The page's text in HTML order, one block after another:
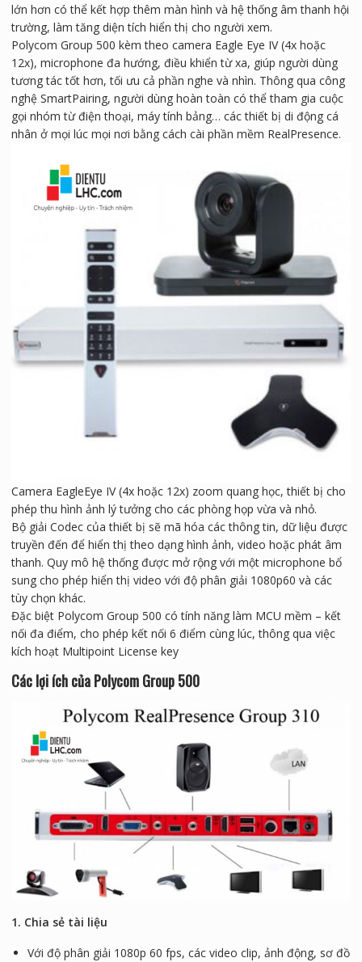
lớn hơn có thể kết hợp thêm màn hình và hệ thống âm thanh hội
trường, làm tăng diện tích hiển thị cho người xem.
Polycom Group 500 kèm theo camera Eagle Eye IV (4x hoặc
12x), microphone đa hướng, điều khiển từ xa, giúp người dùng
tương tác tốt hơn, tối ưu cả phần nghe và nhìn. Thông qua công
nghệ SmartPairing, người dùng hoàn toàn có thể tham gia cuộc
gọi nhóm từ điện thoại, máy tính bảng… các thiết bị di động cá
nhân ở mọi lúc mọi nơi bằng cách cài phần mềm RealPresence.
Camera EagleEye IV (4x hoặc 12x) zoom quang học, thiết bị cho
phép thu hình ảnh lý tưởng cho các phòng họp vừa và nhỏ.
Bộ giải Codec của thiết bị sẽ mã hóa các thông tin, dữ liệu được
truyền đến để hiển thị theo dạng hình ảnh, video hoặc phát âm
thanh. Quy mô hệ thống được mở rộng với một microphone bổ
sung cho phép hiển thị video với độ phân giải 1080p60 và các
tùy chọn khác.
Đặc biệt Polycom Group 500 có tính năng làm MCU mềm – kết
nối đa điểm, cho phép kết nối 6 điểm cùng lúc, thông qua việc
kích hoạt Multipoint License key
Các lợi ích của Polycom Group 500
1. Chia sẻ tài liệu
Với độ phân giải 1080p 60 fps, các video clip, ảnh động, sơ đồ